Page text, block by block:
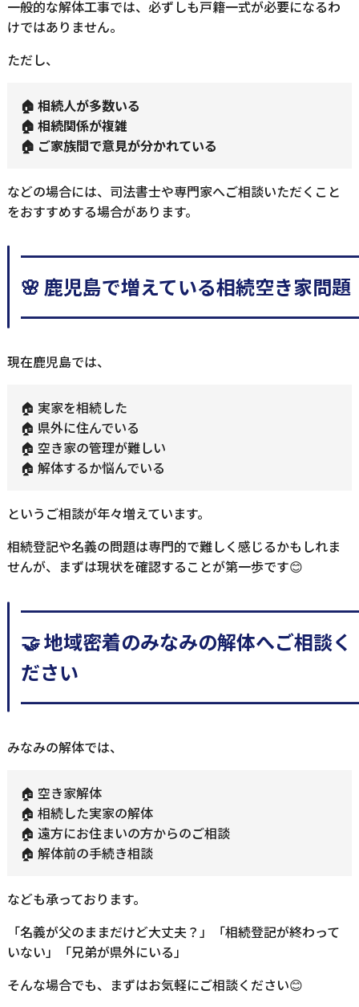
一般的な解体工事では、必ずしも戸籍一式が必要になるわ
けではありません。
ただし、
🏠 相続人が多数いる
🏠 相続関係が複雑
🏠 ご家族間で意見が分かれている
などの場合には、司法書士や専門家へご相談いただくこと
をおすすめする場合があります。
🌸 鹿児島で増えている相続空き家問題
現在鹿児島では、
🏠 実家を相続した
🏠 県外に住んでいる
🏠 空き家の管理が難しい
🏠 解体するか悩んでいる
というご相談が年々増えています。
相続登記や名義の問題は専門的で難しく感じるかもしれま
せんが、まずは現状を確認することが第一歩です😊
🤝 地域密着のみなみの解体へご相談く
ださい
みなみの解体では、
🏠 空き家解体
🏠 相続した実家の解体
🏠 遠方にお住まいの方からのご相談
🏠 解体前の手続き相談
なども承っております。
「名義が父のままだけど大丈夫？」「相続登記が終わって
いない」「兄弟が県外にいる」
そんな場合でも、まずはお気軽にご相談ください😊